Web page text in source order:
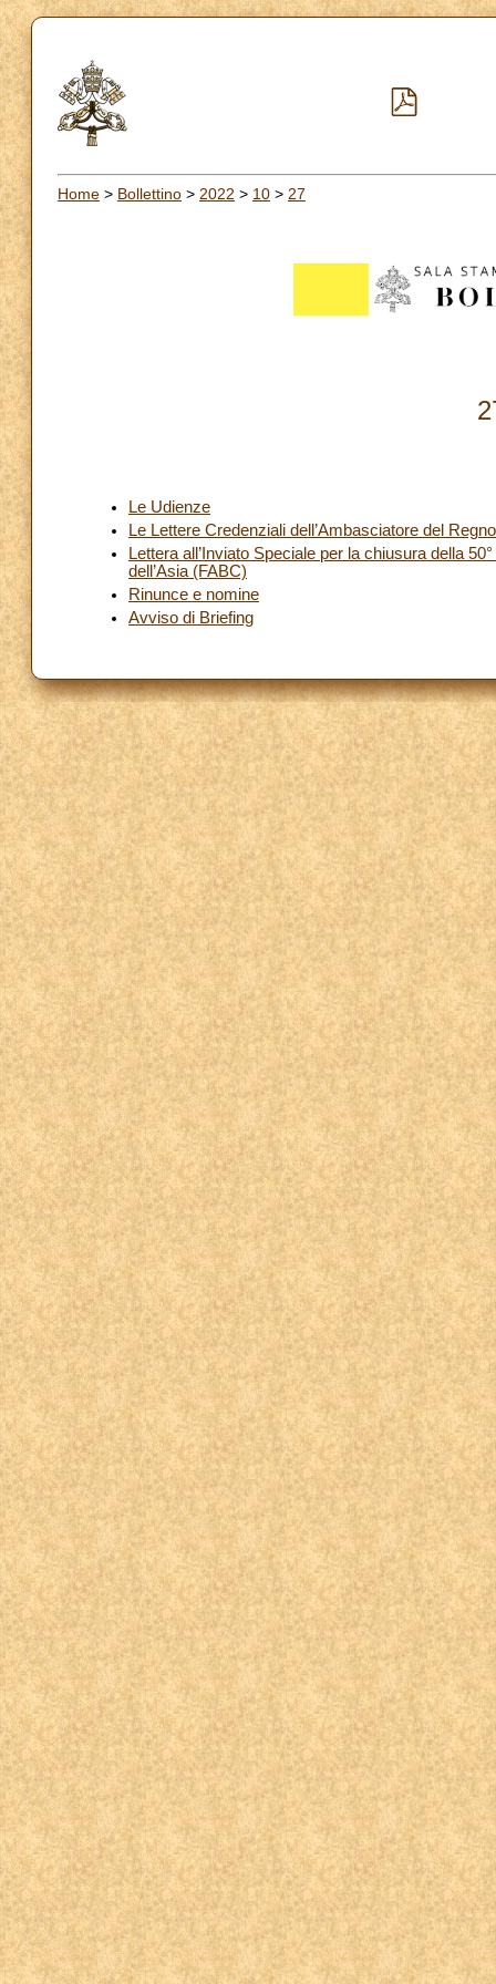
Home > Bollettino > 2022 > 10 > 27
Le Udienze
Le Lettere Credenziali dell’Ambasciatore del
Lettera all’Inviato Speciale per la chiusura della
dell’Asia (FABC)
Rinunce e nomine
Avviso di Briefing